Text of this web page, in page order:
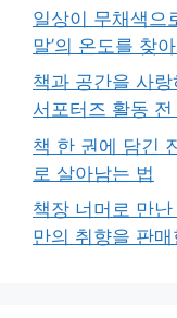
일상이 무채색으
말’의 온도를 찾
책과 공간을 사
서포터즈 활동
책 한 권에 담긴
로 살아남는 법
책장 너머로 만
만의 취향을 판매